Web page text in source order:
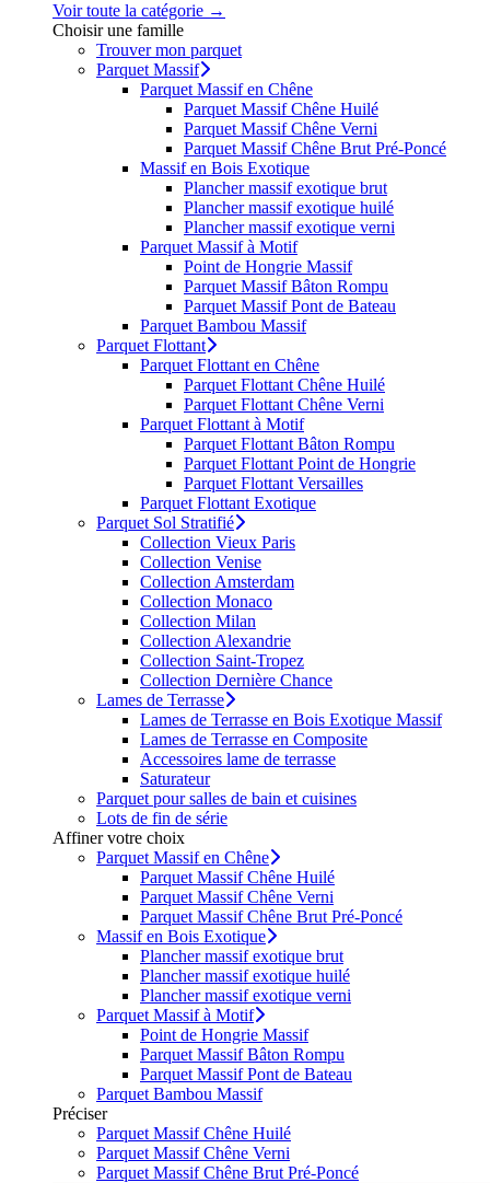
Voir toute la catégorie →
Choisir une famille
Trouver mon parquet
Parquet Massif
Parquet Massif en Chêne
Parquet Massif Chêne Huilé
Parquet Massif Chêne Verni
Parquet Massif Chêne Brut Pré-Poncé
Massif en Bois Exotique
Plancher massif exotique brut
Plancher massif exotique huilé
Plancher massif exotique verni
Parquet Massif à Motif
Point de Hongrie Massif
Parquet Massif Bâton Rompu
Parquet Massif Pont de Bateau
Parquet Bambou Massif
Parquet Flottant
Parquet Flottant en Chêne
Parquet Flottant Chêne Huilé
Parquet Flottant Chêne Verni
Parquet Flottant à Motif
Parquet Flottant Bâton Rompu
Parquet Flottant Point de Hongrie
Parquet Flottant Versailles
Parquet Flottant Exotique
Parquet Sol Stratifié
Collection Vieux Paris
Collection Venise
Collection Amsterdam
Collection Monaco
Collection Milan
Collection Alexandrie
Collection Saint-Tropez
Collection Dernière Chance
Lames de Terrasse
Lames de Terrasse en Bois Exotique Massif
Lames de Terrasse en Composite
Accessoires lame de terrasse
Saturateur
Parquet pour salles de bain et cuisines
Lots de fin de série
Affiner votre choix
Parquet Massif en Chêne
Parquet Massif Chêne Huilé
Parquet Massif Chêne Verni
Parquet Massif Chêne Brut Pré-Poncé
Massif en Bois Exotique
Plancher massif exotique brut
Plancher massif exotique huilé
Plancher massif exotique verni
Parquet Massif à Motif
Point de Hongrie Massif
Parquet Massif Bâton Rompu
Parquet Massif Pont de Bateau
Parquet Bambou Massif
Préciser
Parquet Massif Chêne Huilé
Parquet Massif Chêne Verni
Parquet Massif Chêne Brut Pré-Poncé